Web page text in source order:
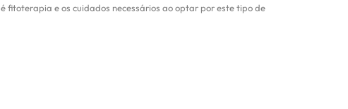
e os cuidados necessários ao optar por este tipo de